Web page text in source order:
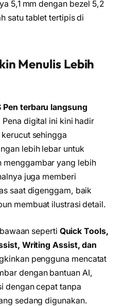
5,1 mm dengan bezel 5,2
satu tablet tertipis di
Menulis Lebih
Pen terbaru langsung
Pena digital ini kini hadir
sehingga
lebih lebar untuk
menggambar yang lebih
juga memberi
saat digenggam, baik
membuat ilustrasi detail.
seperti Quick Tools,
Writing Assist, dan
pengguna mencatat
dengan bantuan AI,
dengan cepat tanpa
sedang digunakan.